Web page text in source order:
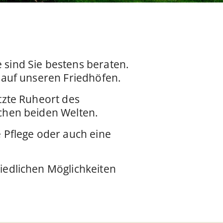
Sie bestens beraten.
unseren Friedhöfen.
Ruheort des
beiden Welten.
oder auch eine
Möglichkeiten